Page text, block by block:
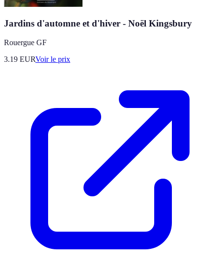
Jardins d'automne et d'hiver - Noël Kingsbury
Rouergue GF
3.19 EURVoir le prix